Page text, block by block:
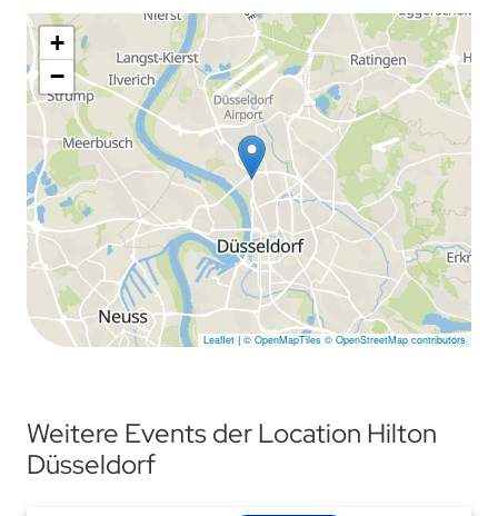
+
−
Leaflet | © OpenMapTiles © OpenStreetMap contributors
Weitere Events der Location Hilton
Düsseldorf